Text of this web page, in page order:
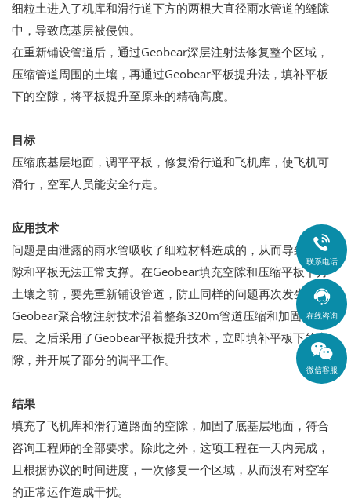
细粒土进入了机库和滑行道下方的两根大直径雨水管道的缝隙
中，导致底基层被侵蚀。
在重新铺设管道后，通过Geobear深层注射法修复整个区域，
压缩管道周围的土壤，再通过Geobear平板提升法，填补平板
下的空隙，将平板提升至原来的精确高度。
目标
压缩底基层地面，调平平板，修复滑行道和飞机库，使飞机可
滑行，空军人员能安全行走。
应用技术
问题是由泄露的雨水管吸收了细粒材料造成的，从而导致了空
隙和平板无法正常支撑。在Geobear填充空隙和压缩平板下方
土壤之前，要先重新铺设管道，防止同样的问题再次发生。
Geobear聚合物注射技术沿着整条320m管道压缩和加固底基
层。之后采用了Geobear平板提升技术，立即填补平板下的空
隙，并开展了部分的调平工作。
结果
填充了飞机库和滑行道路面的空隙，加固了底基层地面，符合
咨询工程师的全部要求。除此之外，这项工程在一天内完成，
且根据协议的时间进度，一次修复一个区域，从而没有对空军
的正常运作造成干扰。

联系电话

在线咨询
微信客服